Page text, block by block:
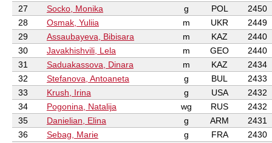
27
Socko, Monika g POL
2450
28
Osmak, Yuliia m UKR
2449
29
Assaubayeva, Bibisara m KAZ
2440
30
Javakhishvili, Lela m GEO
2440
31
Saduakassova, Dinara m KAZ
2434
32
Stefanova, Antoaneta g BUL
2433
33
Krush, Irina g USA
2432
34
Pogonina, Natalija wg RUS
2432
35
Danielian, Elina g ARM
2431
36
Sebag, Marie g FRA
2430